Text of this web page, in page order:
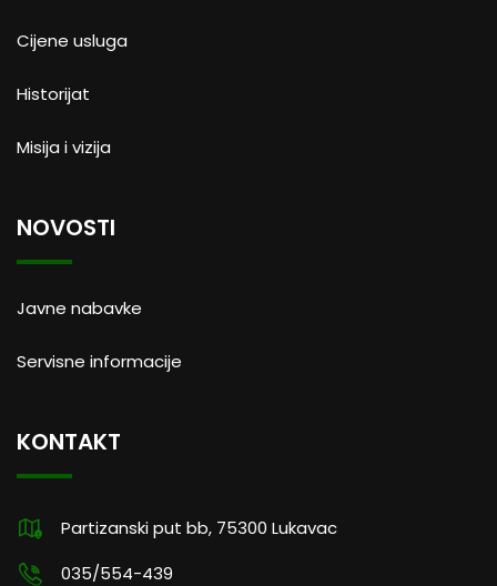
Cijene usluga
Historijat
Misija i vizija
NOVOSTI
Javne nabavke
Servisne informacije
KONTAKT
Partizanski put bb, 75300 Lukavac
035/554-439